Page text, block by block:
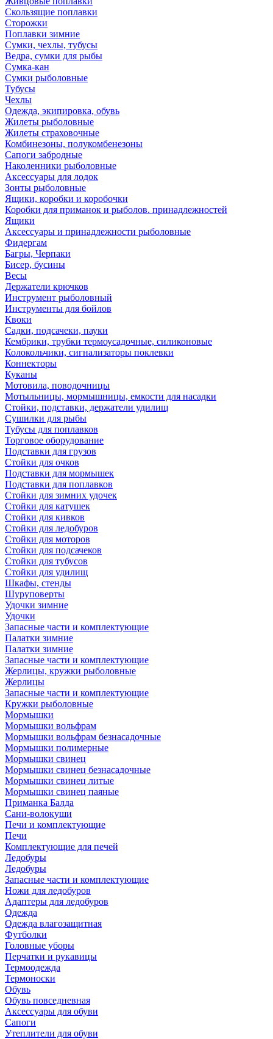
Скользящие поплавки
Сторожки
Поплавки зимние
Сумки, чехлы, тубусы
Ведра, сумки для рыбы
Сумка-кан
Сумки рыболовные
Тубусы
Чехлы
Одежда, экипировка, обувь
Жилеты рыболовные
Жилеты страховочные
Комбинезоны, полукомбенезоны
Сапоги забродные
Наколенники рыболовные
Аксессуары для лодок
Зонты рыболовные
Ящики, коробки и коробочки
Коробки для приманок и рыболов. принадлежностей
Ящики
Аксессуары и принадлежности рыболовные
Фидергам
Багры, Черпаки
Бисер, бусины
Весы
Держатели крючков
Инструмент рыболовный
Инструменты для бойлов
Квоки
Садки, подсачеки, пауки
Кембрики, трубки термоусадочные, силиконовые
Колокольчики, сигнализаторы поклевки
Коннекторы
Куканы
Мотовила, поводочницы
Мотыльницы, мормышницы, емкости для насадки
Стойки, подставки, держатели удилищ
Сушилки для рыбы
Тубусы для поплавков
Торговое оборудование
Подставки для грузов
Стойки для очков
Подставки для мормышек
Подставки для поплавков
Стойки для зимних удочек
Стойки для катушек
Стойки для кивков
Стойки для ледобуров
Стойки для моторов
Стойки для подсачеков
Стойки для тубусов
Стойки для удилищ
Шкафы, стенды
Шуруповерты
Удочки зимние
Удочки
Запасные части и комплектующие
Палатки зимние
Палатки зимние
Запасные части и комплектующие
Жерлицы, кружки рыболовные
Жерлицы
Запасные части и комплектующие
Кружки рыболовные
Мормышки
Мормышки вольфрам
Мормышки вольфрам безнасадочные
Мормышки полимерные
Мормышки свинец
Мормышки свинец безнасадочные
Мормышки свинец литые
Мормышки свинец паяные
Приманка Балда
Сани-волокуши
Печи и комплектующие
Печи
Комплектующие для печей
Ледобуры
Ледобуры
Запасные части и комплектующие
Ножи для ледобуров
Адаптеры для ледобуров
Одежда
Одежда влагозащитная
Футболки
Головные уборы
Перчатки и рукавицы
Термоодежда
Термоноски
Обувь
Обувь повседневная
Аксессуары для обуви
Сапоги
Утеплители для обуви